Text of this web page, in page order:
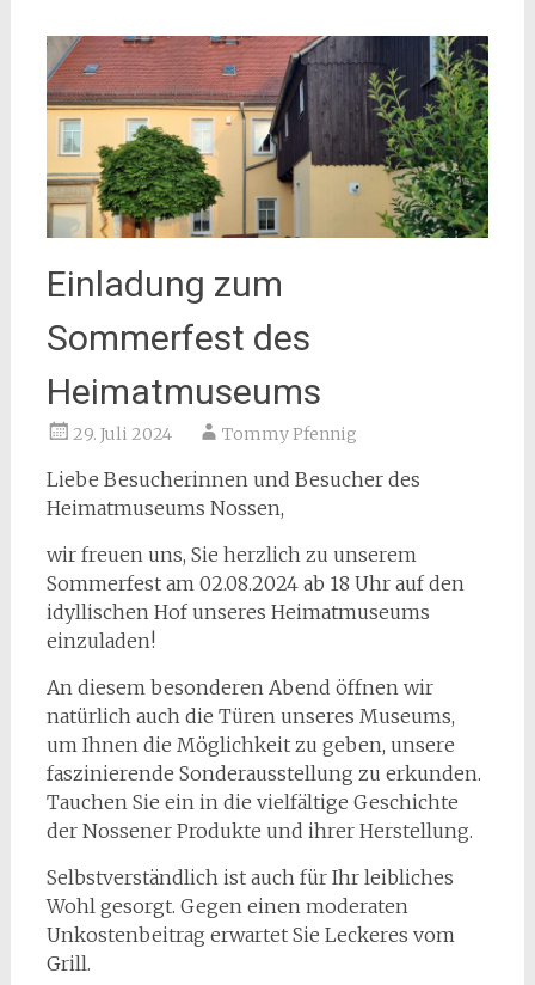
Einladung zum
Sommerfest des
Heimatmuseums
29. Juli 2024 Tommy Pfennig
Liebe Besucherinnen und Besucher des
Heimatmuseums Nossen,
wir freuen uns, Sie herzlich zu unserem
Sommerfest am 02.08.2024 ab 18 Uhr auf den
idyllischen Hofunseres Heimatmuseums
einzuladen!
An diesem besonderen Abend öffnen wir
natürlich auch die Türen unseres Museums,
um Ihnen die Möglichkeit zu geben, unsere
faszinierende Sonderausstellung zu erkunden.
Tauchen Sie ein in die vielfältige Geschichte
der Nossener Produkte und ihrer Herstellung.
Selbstverständlich ist auch für Ihr leibliches
Wohl gesorgt. Gegen einen moderaten
Unkostenbeitrag erwartet Sie Leckeres vom
Grill.